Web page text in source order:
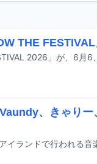
THE
、きゃりー